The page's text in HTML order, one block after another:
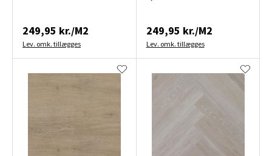
249,95 kr./M2
Lev. omk. tillægges
249,95 kr./M2
Lev. omk. tillægges